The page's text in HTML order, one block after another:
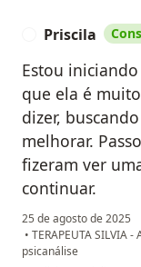
Priscila
Estou
que ela é
dizer,
melhorar.
fizeram ver
continuar.
25 de agosto de 2025
• TERAPEUTA SILVIA
psicanálise